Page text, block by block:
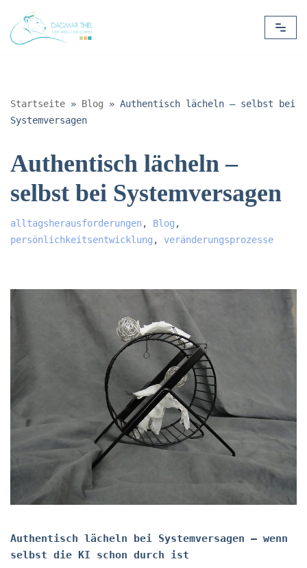
Zum
Startseite » Blog » Authentisch lächeln – selbst bei
Systemversagen
Authentisch lächeln –
selbst bei Systemversagen
alltagsherausforderungen, Blog ,
persönlichkeitsentwicklung , veränderungsprozesse
Authentisch lächeln bei Systemversagen – wenn
selbst die KI schon durch ist